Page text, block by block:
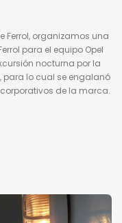
Ferrol, organizamos una
para el equipo Opel
nocturna por la
para lo cual se engalanó
de la marca.